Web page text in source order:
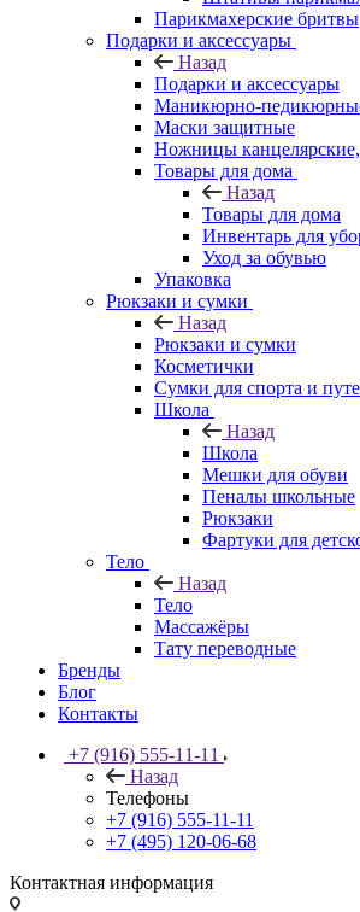
Парикмахерские бритвы
Подарки и аксессуары
Назад
Подарки и аксессуары
Маникюрно-
Маски защитные
Ножницы
Товары для дома
Назад
Товары для дома
Инвентарь для
Уход за обувью
Упаковка
Рюкзаки и сумки
Назад
Рюкзаки и сумки
Косметички
Сумки для спорта и
Школа
Назад
Школа
Мешки для обуви
Пеналы школьные
Рюкзаки
Фартуки для
Тело
Назад
Тело
Массажёры
Тату переводные
Бренды
Блог
Контакты
+7 (916) 555-11-11
Назад
Телефоны
+7 (916) 555-11-11
+7 (495) 120-06-68
Контактная информация